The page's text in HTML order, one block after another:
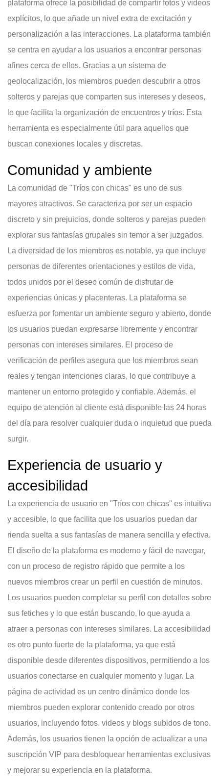
plataforma ofrece la posibilidad de compartir fotos y videos
explícitos, lo que añade un nivel extra de excitación y
personalización a las interacciones. La plataforma también
se centra en ayudar a los usuarios a encontrar personas
afines cerca de ellos. Gracias a un sistema de
geolocalización, los miembros pueden descubrir a otros
solteros y parejas que comparten sus intereses y deseos,
lo que facilita la organización de encuentros y tríos. Esta
herramienta es especialmente útil para aquellos que
buscan conexiones locales y discretas.
Comunidad y ambiente
La comunidad de "Tríos con chicas" es uno de sus
mayores atractivos. Se caracteriza por ser un espacio
discreto y sin prejuicios, donde solteros y parejas pueden
explorar sus fantasías grupales sin temor a ser juzgados.
La diversidad de los miembros es notable, ya que incluye
personas de diferentes orientaciones y estilos de vida,
todos unidos por el deseo común de disfrutar de
experiencias únicas y placenteras. La plataforma se
esfuerza por fomentar un ambiente seguro y abierto, donde
los usuarios puedan expresarse libremente y encontrar
personas con intereses similares. El proceso de
verificación de perfiles asegura que los miembros sean
reales y tengan intenciones claras, lo que contribuye a
mantener un entorno protegido y confiable. Además, el
equipo de atención al cliente está disponible las 24 horas
del día para resolver cualquier duda o inquietud que pueda
surgir.
Experiencia de usuario y
accesibilidad
La experiencia de usuario en "Tríos con chicas" es intuitiva
y accesible, lo que facilita que los usuarios puedan dar
rienda suelta a sus fantasías de manera sencilla y efectiva.
El diseño de la plataforma es moderno y fácil de navegar,
con un proceso de registro rápido que permite a los
nuevos miembros crear un perfil en cuestión de minutos.
Los usuarios pueden completar su perfil con detalles sobre
sus fetiches y lo que están buscando, lo que ayuda a
atraer a personas con intereses similares. La accesibilidad
es otro punto fuerte de la plataforma, ya que está
disponible desde diferentes dispositivos, permitiendo a los
usuarios conectarse en cualquier momento y lugar. La
página de actividad es un centro dinámico donde los
miembros pueden explorar contenido creado por otros
usuarios, incluyendo fotos, videos y blogs subidos de tono.
Además, los usuarios tienen la opción de actualizar a una
suscripción VIP para desbloquear herramientas exclusivas
y mejorar su experiencia en la plataforma.